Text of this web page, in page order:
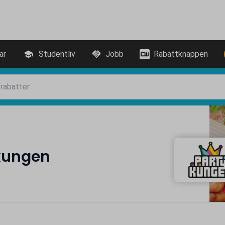
Studentliv Jobb Rabattknappen